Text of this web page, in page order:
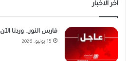
أخر الاخبار
فارس النور… وردنا الآن
15 يونيو، 2026